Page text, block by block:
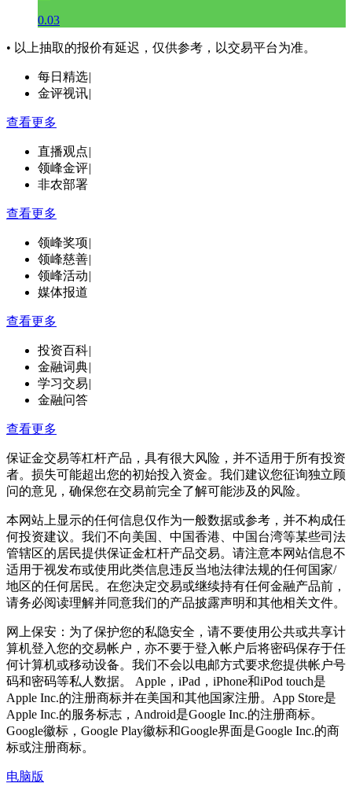
0.03
• 以上抽取的报价有延迟，仅供参考，以交易平台为准。
每日精选|
金评视讯|
查看更多
直播观点|
领峰金评|
非农部署
查看更多
领峰奖项|
领峰慈善|
领峰活动|
媒体报道
查看更多
投资百科|
金融词典|
学习交易|
金融问答
查看更多
保证金交易等杠杆产品，具有很大风险，并不适用于所有投资
者。损失可能超出您的初始投入资金。我们建议您征询独立顾
问的意见，确保您在交易前完全了解可能涉及的风险。
本网站上显示的任何信息仅作为一般数据或参考，并不构成任
何投资建议。我们不向美国、中国香港、中国台湾等某些司法
管辖区的居民提供保证金杠杆产品交易。请注意本网站信息不
适用于视发布或使用此类信息违反当地法律法规的任何国家/
地区的任何居民。在您决定交易或继续持有任何金融产品前，
请务必阅读理解并同意我们的产品披露声明和其他相关文件。
网上保安：为了保护您的私隐安全，请不要使用公共或共享计
算机登入您的交易帐户，亦不要于登入帐户后将密码保存于任
何计算机或移动设备。我们不会以电邮方式要求您提供帐户号
码和密码等私人数据。 Apple，iPad，iPhone和iPod touch是
Apple Inc.的注册商标并在美国和其他国家注册。App Store是
Apple Inc.的服务标志，Android是Google Inc.的注册商标。
Google徽标，Google Play徽标和Google界面是Google Inc.的商
标或注册商标。
电脑版